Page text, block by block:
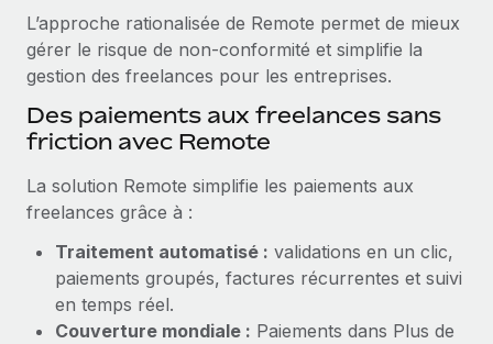
Comment Phiture gère ses 55 employés
répartis dans 19 pays grâce à Remote
Phiture, un leader notable du conseil en matière de
En savoir plus
L’approche rationalisée de Remote permet de mieux
gérer le risque de non‑conformité et simplifie la
gestion des freelances pour les entreprises.
Des paiements aux freelances sans
friction avec Remote
La solution Remote simplifie les paiements aux
freelances grâce à :
Traitement automatisé : validations en un clic,
paiements groupés, factures récurrentes et suivi
en temps réel.
Couverture mondiale : Paiements dans Plus de